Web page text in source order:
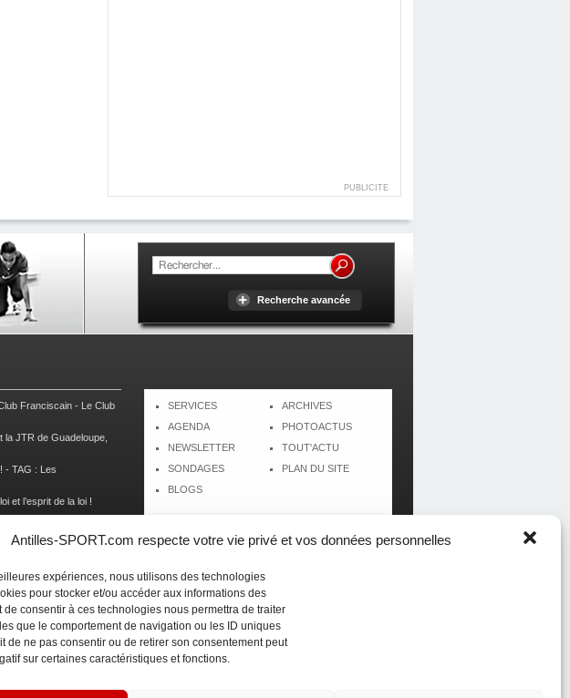
Antilles-SPORT.com respecte votre vie privé et vos données personnelles
expériences, nous utilisons des technologies
pour stocker et/ou accéder aux informations des
de consentir à ces technologies nous permettra de traiter
que le comportement de navigation ou les ID uniques
de ne pas consentir ou de retirer son consentement peut
sur certaines caractéristiques et fonctions.
PUBLICITE
Recherche avancée
Franciscain -
Le Club
la JTR de Guadeloupe,
- TAG : Les
et l’esprit de la loi !
9e rallye du Pays Marie-
signe de la chaleur et
du Trail des Trésors-
113 X-Trem
SERVICES
AGENDA
NEWSLETTER
SONDAGES
BLOGS
ARCHIVES
PHOTOACTUS
TOUT'ACTU
PLAN DU SITE